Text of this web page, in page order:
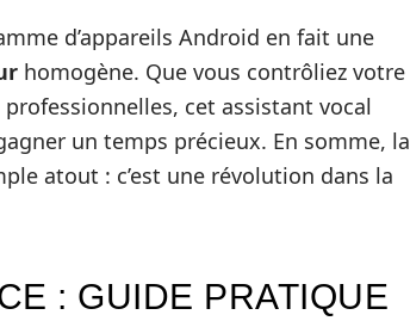
d’appareils Android en fait une
homogène. Que vous contrôliez votre
cet assistant vocal
un temps précieux. En somme, la
atout : c’est une révolution dans la
: GUIDE PRATIQUE